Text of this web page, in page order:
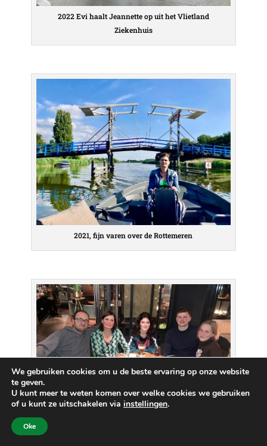
2022 Evi haalt Jeannette op uit het Vlietland
Ziekenhuis
2021, fijn varen over de Rottemeren
We gebruiken cookies om u de beste ervaring op onze website
te geven.
U kunt meer te weten komen over welke cookies we gebruiken
of u kunt ze uitschakelen via instellingen.
Oke